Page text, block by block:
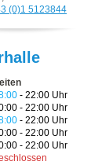
(0)1 5123844
- 22:00 Uhr
- 22:00 Uhr
- 22:00 Uhr
- 22:00 Uhr
- 22:00 Uhr